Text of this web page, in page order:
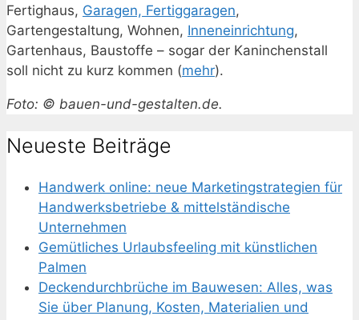
Fertighaus, Garagen, Fertiggaragen,
Gartengestaltung, Wohnen, Inneneinrichtung,
Gartenhaus, Baustoffe – sogar der Kaninchenstall
soll nicht zu kurz kommen (mehr).
Foto: © bauen-und-gestalten.de.
Neueste Beiträge
Handwerk online: neue Marketingstrategien für
Handwerksbetriebe & mittelständische
Unternehmen
Gemütliches Urlaubsfeeling mit künstlichen
Palmen
Deckendurchbrüche im Bauwesen: Alles, was
Sie über Planung, Kosten, Materialien und